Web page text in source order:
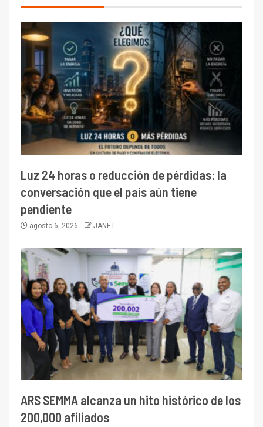
Luz 24 horas o reducción de pérdidas: la
conversación que el país aún tiene
pendiente
agosto 6, 2026 JANET
ARS SEMMA alcanza un hito histórico de los
200,000 afiliados